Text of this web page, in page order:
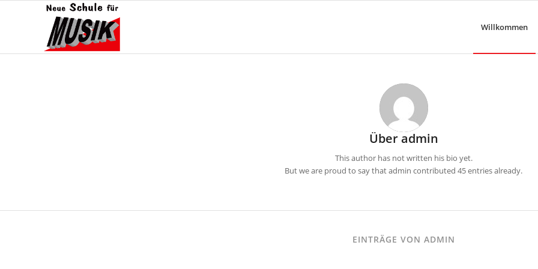
Willkommen
Über admin
This author has not written his bio yet.
But we are proud to say thatadmin contributed 45 entries already.
EINTRÄGE VON ADMIN